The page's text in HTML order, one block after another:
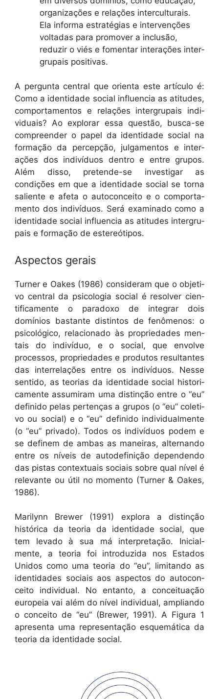
orga­ni­za­ções e relações inter­cul­tur­ais.
Ela infor­ma estraté­gias e inter­venções
voltadas para pro­mover a inclusão,
reduzir o viés e fomen­tar inter­ações inter­
gru­pais positivas.
A per­gun­ta cen­tral que ori­en­ta este artícu­lo é:
Como a iden­ti­dade social influ­en­cia as ati­tudes,
com­por­ta­men­tos e relações inter­gru­pais indi­
vid­u­ais? Ao explo­rar essa questão, bus­ca-se
com­preen­der o papel da iden­ti­dade social na
for­mação da per­cepção, jul­ga­men­tos e inter­
ações dos indi­ví­du­os den­tro e entre gru­pos.
Além dis­so, pre­tende-se inves­ti­gar as
condições em que a iden­ti­dade social se tor­na
saliente e afe­ta o auto­con­ceito e o com­por­ta­
men­to dos indi­ví­du­os. Será exam­i­na­do como a
iden­ti­dade social influ­en­cia as ati­tudes inter­gru­
pais e for­mação de estereótipos.
Aspectos gerais
Turn­er e Oakes (1986) con­sid­er­am que o obje­ti­
vo cen­tral da psi­colo­gia social é resolver cien­
tifi­ca­mente o para­doxo de inte­grar dois
domínios bas­tante dis­tin­tos de fenô­menos: o
psi­cológi­co, rela­ciona­do às pro­priedades men­
tais do indi­ví­duo, e o social, que envolve
proces­sos, pro­priedades e pro­du­tos resul­tantes
das inter­re­lações entre os indi­ví­du­os. Nesse
sen­ti­do, as teo­rias da iden­ti­dade social his­tori­
ca­mente assumi­ram uma dis­tinção entre o “eu”
definido pelas pertenças a gru­pos (o “eu” cole­ti­
vo ou social) e o “eu” definido indi­vid­ual­mente
(o “eu” pri­va­do). Todos os indi­ví­du­os podem e
se definem de ambas as maneiras, alter­nan­do
entre os níveis de autodefinição depen­den­do
das pis­tas con­tex­tu­ais soci­ais sobre qual nív­el é
rel­e­vante ou útil no momen­to (Turn­er & Oakes,
1986).
Mar­i­lynn Brew­er (1991) explo­ra a dis­tinção
históri­ca da teo­ria da iden­ti­dade social, que
tem lev­a­do à sua má inter­pre­tação. Ini­cial­
mente, a teo­ria foi intro­duzi­da nos Esta­dos
Unidos como uma teo­ria do “eu”, lim­i­tan­do as
iden­ti­dades soci­ais aos aspec­tos do auto­con­
ceito indi­vid­ual. No entan­to, a con­ceitu­ação
europeia vai além do nív­el indi­vid­ual, amplian­do
o con­ceito de “eu” (Brew­er, 1991). A Figu­ra 1
apre­sen­ta uma rep­re­sen­tação esquemáti­ca da
teo­ria da iden­ti­dade social.